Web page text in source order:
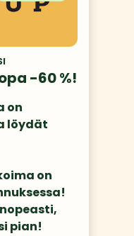
-60 %!
on
löydät
on
pian!